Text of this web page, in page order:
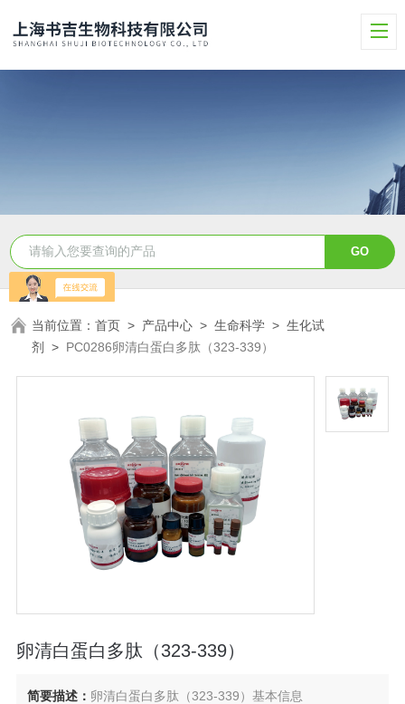
当前位置：首页 > 产品中心 >生命科学 >生化试
剂 > PC0286卵清白蛋白多肽（323-339）
卵清白蛋白多肽（323-339）
简要描述： 卵清白蛋白多肽（323-339）基本信息